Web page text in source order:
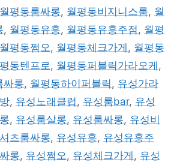
월평동룸싸롱, 월평동비지니스룸, 월
, 월평동유흥, 월평동유흥주점, 월평
월평동쩜오, 월평동체크가게 , 월평동
동텐프로, 월평동퍼블릭가라오케 ,
싸롱, 월평동하이퍼블릭, 유성가라
, 유성노래클럽, 유성룸bar, 유성
, 유성룸살롱, 유성룸싸롱, 유성비
츠룸싸롱, 유성유흥, 유성유흥주
롱, 유성쩜오, 유성체크가게 , 유성